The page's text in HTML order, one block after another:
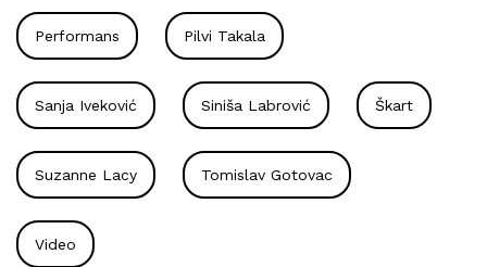
Performans Pilvi Takala
Sanja Iveković Siniša Labrović Škart
Suzanne Lacy Tomislav Gotovac
Video